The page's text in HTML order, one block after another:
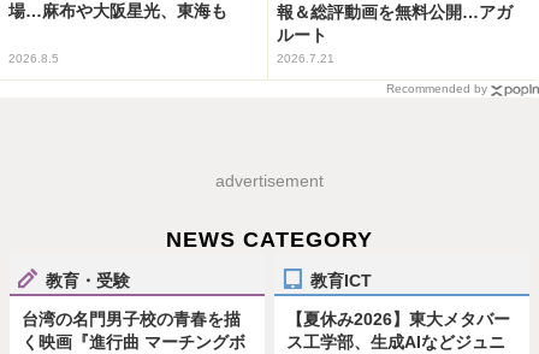
場…麻布や大阪星光、東海も
2026.8.5
報＆総評動画を無料公開…アガ
ルート
2026.7.21
Recommended by
advertisement
NEWS CATEGORY
教育・受験
台湾の名門男子校の青春を描
く映画『進行曲 マーチングボ
教育ICT
【夏休み2026】東大メタバー
ス工学部、生成AIなどジュニ